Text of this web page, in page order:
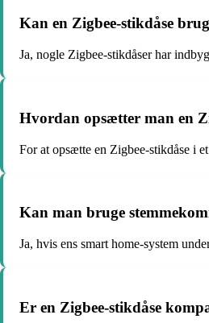
Kan en Zigbee-stikdåse
Ja, nogle Zigbee-stikdåser har
Hvordan opsætter man en
For at opsætte en Zigbee-stikdåse i
Kan man bruge
Ja, hvis ens smart home-system
Er en Zigbee-stikdåse